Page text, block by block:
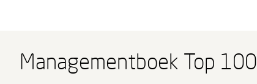
Managementboek Top 100